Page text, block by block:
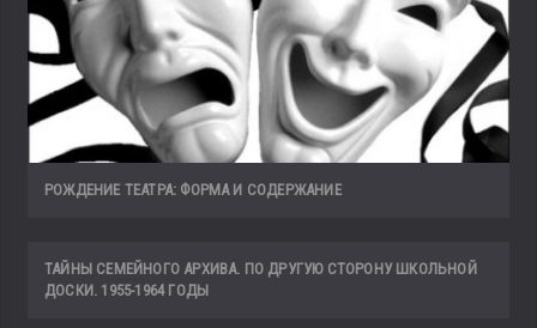
РОЖДЕНИЕ ТЕАТРА: ФОРМА И СОДЕРЖАНИЕ
ТАЙНЫ СЕМЕЙНОГО АРХИВА. ПО ДРУГУЮ СТОРОНУ ШКОЛЬНОЙ
ДОСКИ. 1955-1964 ГОДЫ